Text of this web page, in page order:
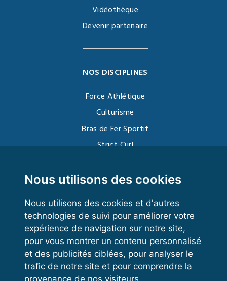
Nous utilisons des cookies
Nous utilisons des cookies et d'autres
technologies de suivi pour améliorer votre
expérience de navigation sur notre site,
pour vous montrer un contenu personnalisé
et des publicités ciblées, pour analyser le
trafic de notre site et pour comprendre la
provenance de nos visiteurs.
Vidéothèque
Devenir partenaire
NOS DISCIPLINES
Force Athlétique
Culturisme
Bras de Fer Sportif
Strict Curl
Kettlebell
VOS ESPACES
Espace dirigeant
Espace licencié